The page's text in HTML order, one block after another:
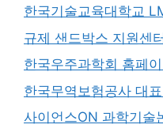
한국기술교육대학교
규제 샌드박스 지원센
한국우주과학회 홈페
한국무역보험공사 대
사이언스ON 과학기술